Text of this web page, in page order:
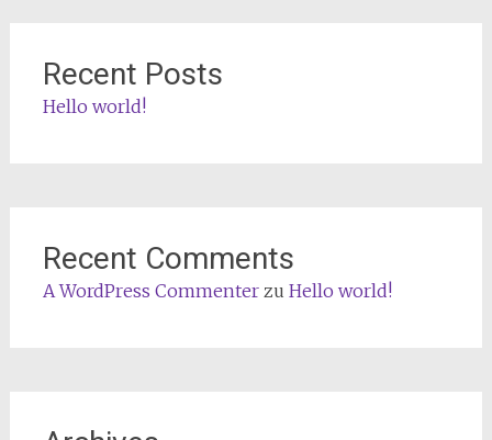
Recent Posts
Hello world!
Recent Comments
A WordPress Commenterzu Hello world!